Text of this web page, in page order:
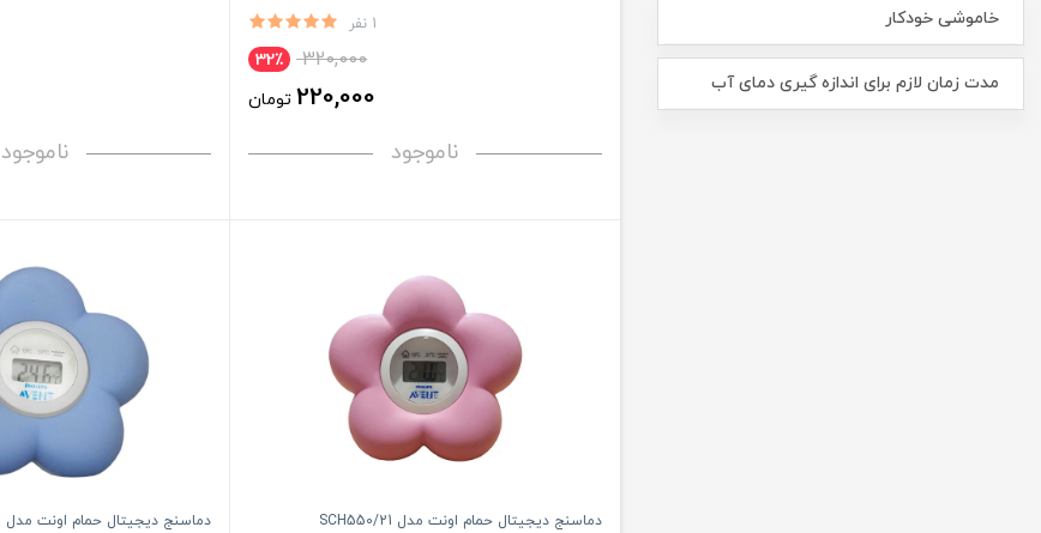
خاموشی خودکار
مدت زمان لازم برای اندازه گیری دمای آب
1 نفر
320,000 32٪
220,000 تومان
ناموجود ناموجود
دماسنج دیجیتال حمام اونت مدل SCH550/21 دماسنج دیجیتال حمام اونت مدل SCH550/20